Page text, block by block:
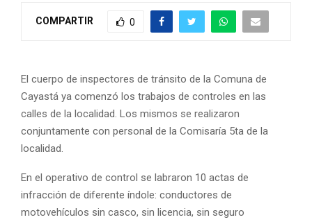
COMPARTIR 0
El cuerpo de inspectores de tránsito de la Comuna de
Cayastá ya comenzó los trabajos de controles en las
calles de la localidad. Los mismos se realizaron
conjuntamente con personal de la Comisaría 5ta de la
localidad.
En el operativo de control se labraron 10 actas de
infracción de diferente índole: conductores de
motovehículos sin casco, sin licencia, sin seguro